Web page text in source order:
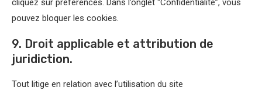
cliquez sur préférences. Dans l’onglet “Confidentialité”, vous
pouvez bloquer les cookies.
9. Droit applicable et attribution de
juridiction.
Tout litige en relation avec l’utilisation du site